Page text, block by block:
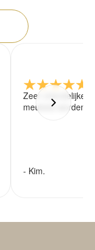
Zeer vriendelijke
meubels worden
- Kim.